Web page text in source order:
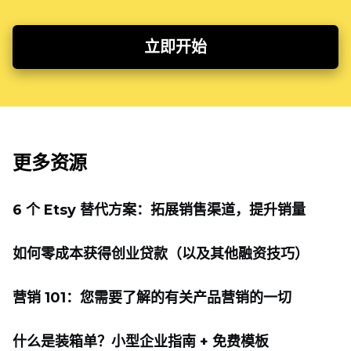
立即开始
更多资源
6 个 Etsy 替代方案：拓展销售渠道，提升销量
如何零成本获得创业贷款（以及其他融资技巧）
营销 101：您需要了解的有关产品营销的一切
什么是装箱单？小型企业指南 + 免费模板